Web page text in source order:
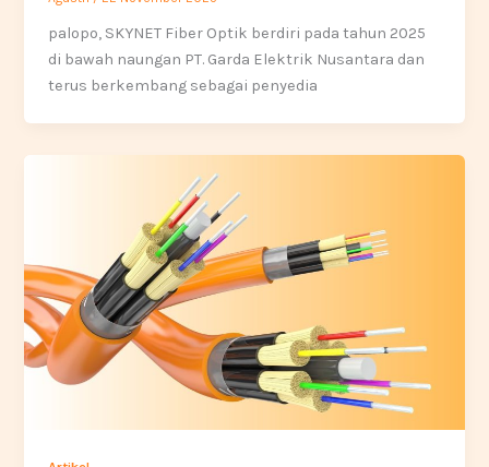
palopo, SKYNET Fiber Optik berdiri pada tahun 2025
di bawah naungan PT. Garda Elektrik Nusantara dan
terus berkembang sebagai penyedia